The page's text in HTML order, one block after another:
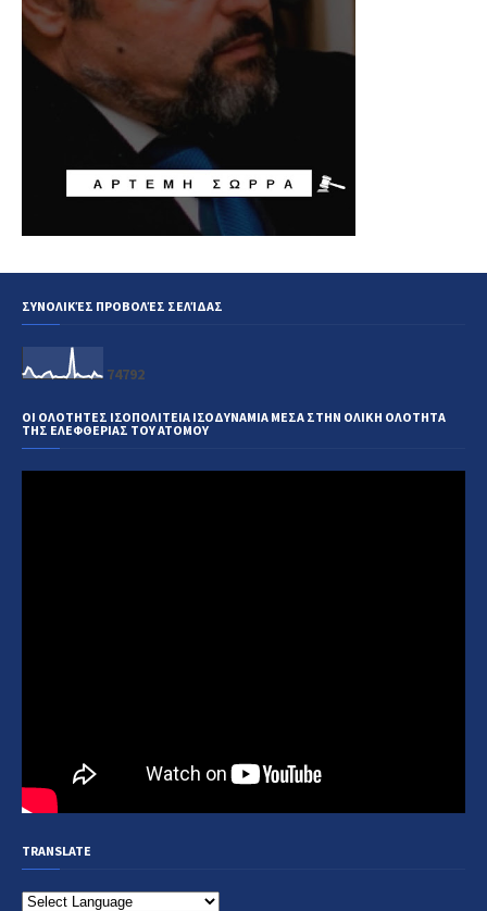
ΣΥΝΟΛΙΚΈΣ ΠΡΟΒΟΛΈΣ ΣΕΛΊΔΑΣ
74792
ΟΙ ΟΛΟΤΗΤΕΣ ΙΣΟΠΟΛΙΤΕΙΑ ΙΣΟΔΥΝΑΜΙΑ ΜΕΣΑ ΣΤΗΝ ΟΛΙΚΗ ΟΛΟΤΗΤΑ
ΤΗΣ ΕΛΕΦΘΕΡΙΑΣ ΤΟΥ ΑΤΟΜΟΥ
TRANSLATE